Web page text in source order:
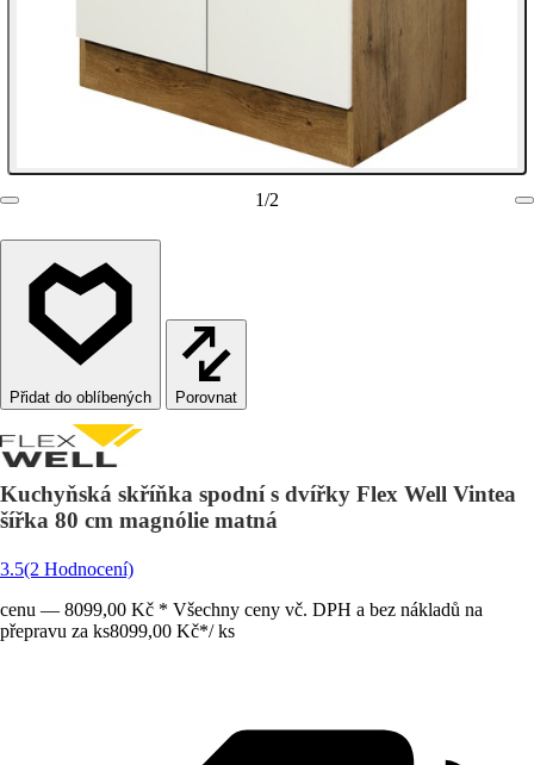
1/2
Porovnat
Kuchyňská skříňka spodní s dvířky Flex Well Vintea
šířka 80 cm magnólie matná
3.5(2 Hodnocení)
cenu — 8099,00 Kč * Všechny ceny vč. DPH a bez nákladů na
přepravu za ks8099,00 Kč*/ ks